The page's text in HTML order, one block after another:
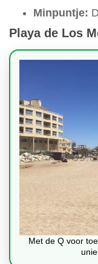
Minpuntje:
Playa de Los
Met de Q voor